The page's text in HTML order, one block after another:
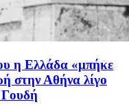
η Ελλάδα «μπήκε
στην Αθήνα λίγο
Γουδή